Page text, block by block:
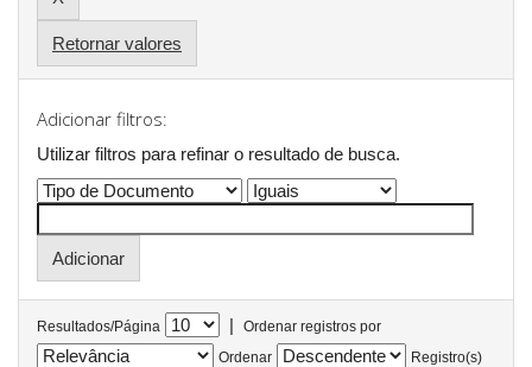
Retornar valores
Adicionar filtros:
Utilizar filtros para refinar o resultado de busca.
Resultados/Página |
Ordenar registros por
Ordenar
Registro(s)